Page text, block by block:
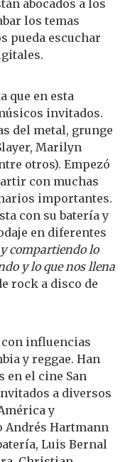
abocados a los
los temas
pueda escuchar
que en esta
invitados.
del metal, grunge
Marilyn
otros). Empezó
con muchas
importantes.
con su batería y
en diferentes
compartiendo lo
y lo que nos llena
rock a disco de
con influencias
y reggae. Han
en el cine San
a diversos
y
Andrés Hartmann
Luis Bernal